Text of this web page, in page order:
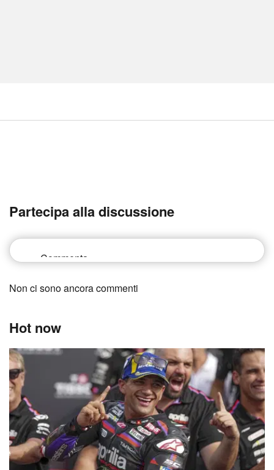
Partecipa alla discussione
Non ci sono ancora commenti
Hot now